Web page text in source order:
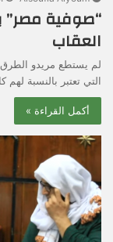
“صوفية مصر”
العقاب
لم يستطع مريدو الطرق
التي تعتبر بالنسبة لهم
أكمل القراءة »